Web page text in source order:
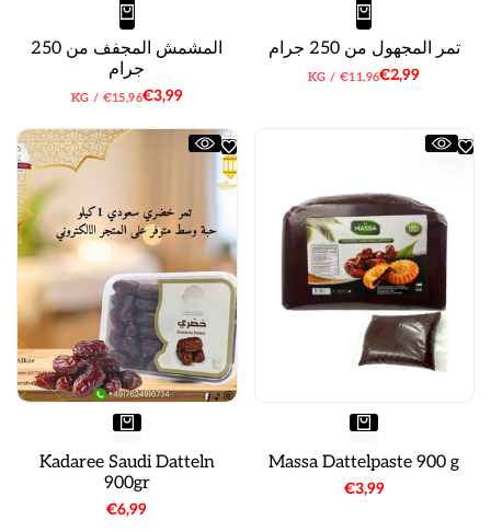
تمر المجهول من 250 جرام
سعر
€2,99سعر
€11,96
/ لكل
KG
المشمش المجفف من 250
جرام
سعر
€3,99سعر
€15,96
/ لكل
KG
Massa Dattelpaste 900 g
سعر
€3,99
Kadaree Saudi Datteln
900gr
سعر
€6,99